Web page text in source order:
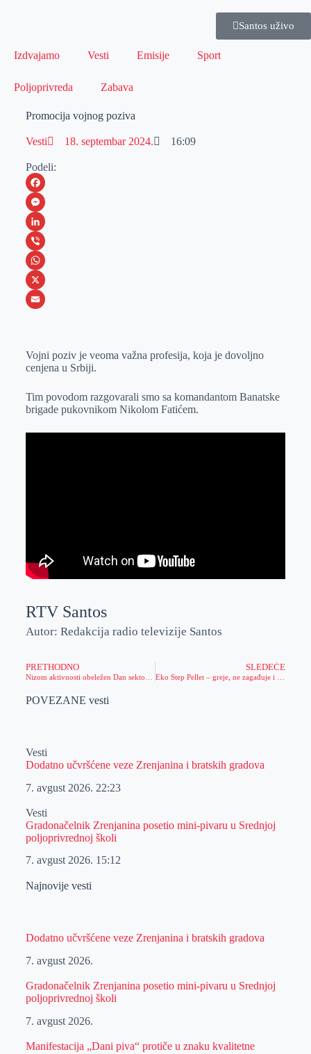
Santos uživo
Izdvajamo Vesti Emisije Sport
Poljoprivreda Zabava
Promocija vojnog poziva
Vesti 18. septembar 2024. 16:09
Podeli:
F
a
c
e
b
o
M
e
s
s
e
e
L
i
n
k
I
V
i
b
W
h
s
p
p
X
a
l
Vojni poziv je veoma važna profesija, koja je dovoljno
cenjena u Srbiji.
Tim povodom razgovarali smo sa komandantom Banatske
brigade pukovnikom Nikolom Fatićem.
RTV Santos
Autor: Redakcija radio televizije Santos
PRETHODNO SLEDEĆE
POVEZANE vesti
Vesti
Dodatno učvršćene veze Zrenjanina i bratskih gradova
7. avgust 2026. 22:23
Vesti
Gradonačelnik Zrenjanina posetio mini-pivaru u Srednjoj
poljoprivrednoj školi
7. avgust 2026. 15:12
Najnovije vesti
Dodatno učvršćene veze Zrenjanina i bratskih gradova
7. avgust 2026.
Gradonačelnik Zrenjanina posetio mini-pivaru u Srednjoj
poljoprivrednoj školi
7. avgust 2026.
Manifestacija „Dani piva“ protiče u znaku kvalitetne